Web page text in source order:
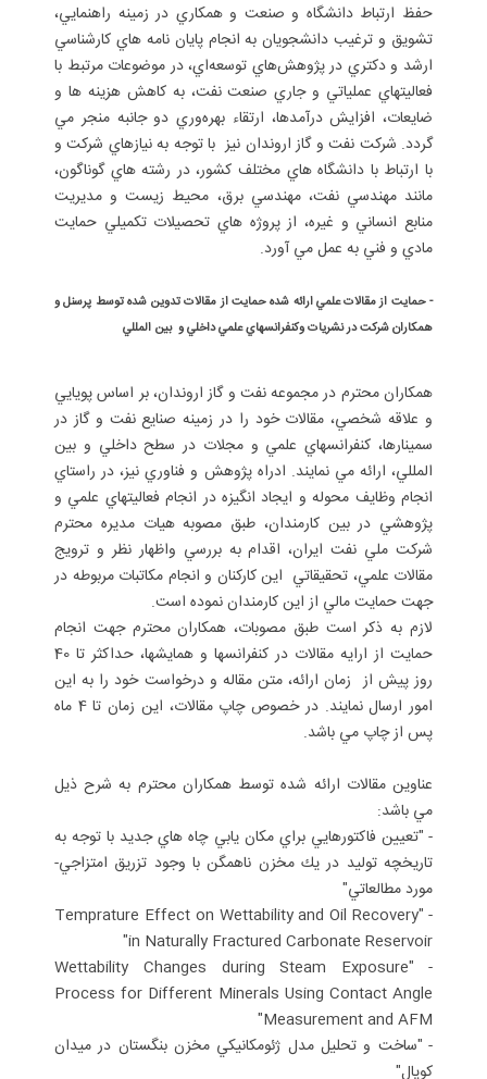
حفظ ارتباط دانشگاه و صنعت و همكاري در زمينه راهنمايي،
تشويق و ترغيب دانشجويان به انجام پايان نامه هاي كارشناسي
ارشد و دكتري در پژوهش‌هاي توسعه‌اي، در موضوعات مرتبط با
فعاليتهاي عملياتي و جاري صنعت نفت، به كاهش هزينه ها و
ضايعات، افزايش درآمدها، ارتقاء بهره‌وري دو جانبه منجر مي
گردد. شركت نفت و گاز اروندان نيز با توجه به نيازهاي شركت و
با ارتباط با دانشگاه هاي مختلف كشور، در رشته هاي گوناگون،
مانند مهندسي نفت، مهندسي برق، محيط زيست و مديريت
منابع انساني و غيره، از پروژه هاي تحصيلات تكميلي حمايت
مادي و فني به عمل مي آورد.
-حمايت از مقالات علمي ارائه شده حمايت از مقالات تدوين شده توسط پرسنل و
همكاران شركت در نشريات وكنفرانسهاي علمي داخلي و بين المللي
همكاران محترم در مجموعه نفت و گاز اروندان، بر اساس پويايي
و علاقه شخصي، مقالات خود را در زمينه صنايع نفت و گاز در
سمينارها، كنفرانسهاي علمي و مجلات در سطح داخلي و بين
المللي، ارائه مي نمايند. ادراه پژوهش و فناوري نيز، در راستاي
انجام وظايف محوله و ايجاد انگيزه در انجام فعاليتهاي علمي و
پژوهشي در بين كارمندان، طبق مصوبه هيات مديره محترم
شركت ملي نفت ايران، اقدام به بررسي واظهار نظر و ترويج
مقالات علمي، تحقيقاتي اين كاركنان و انجام مكاتبات مربوطه در
جهت حمايت مالي از اين كارمندان نموده است.
لازم به ذكر است طبق مصوبات، همكاران محترم جهت انجام
حمايت از ارايه مقالات در كنفرانسها و همايشها، حداكثر تا 40
روز پيش از زمان ارائه، متن مقاله و درخواست خود را به اين
امور ارسال نمايند. در خصوص چاپ مقالات، اين زمان تا 4 ماه
پس از چاپ مي باشد.
عناوين مقالات ارائه شده توسط همكاران محترم به شرح ذيل
مي باشد:
- "تعيين فاكتورهايي براي مكان يابي چاه هاي جديد با توجه به
تاريخچه توليد در يك مخزن ناهمگن با وجود تزريق امتزاجي-
مورد مطالعاتي"
-
"Temprature Effect on Wettability and Oil Recovery
in Naturally Fractured Carbonate Reservoir"
-
"Wettability Changes during Steam Exposure
Process for Different Minerals Using Contact Angle
Measurement and AFM"
- "ساخت و تحليل مدل ژئومكانيكي مخزن بنگستان در ميدان
كوپال"